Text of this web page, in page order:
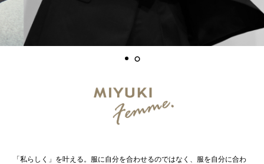
「私らしく」を叶える。服に自分を合わせるのではなく、服を自分に合わ